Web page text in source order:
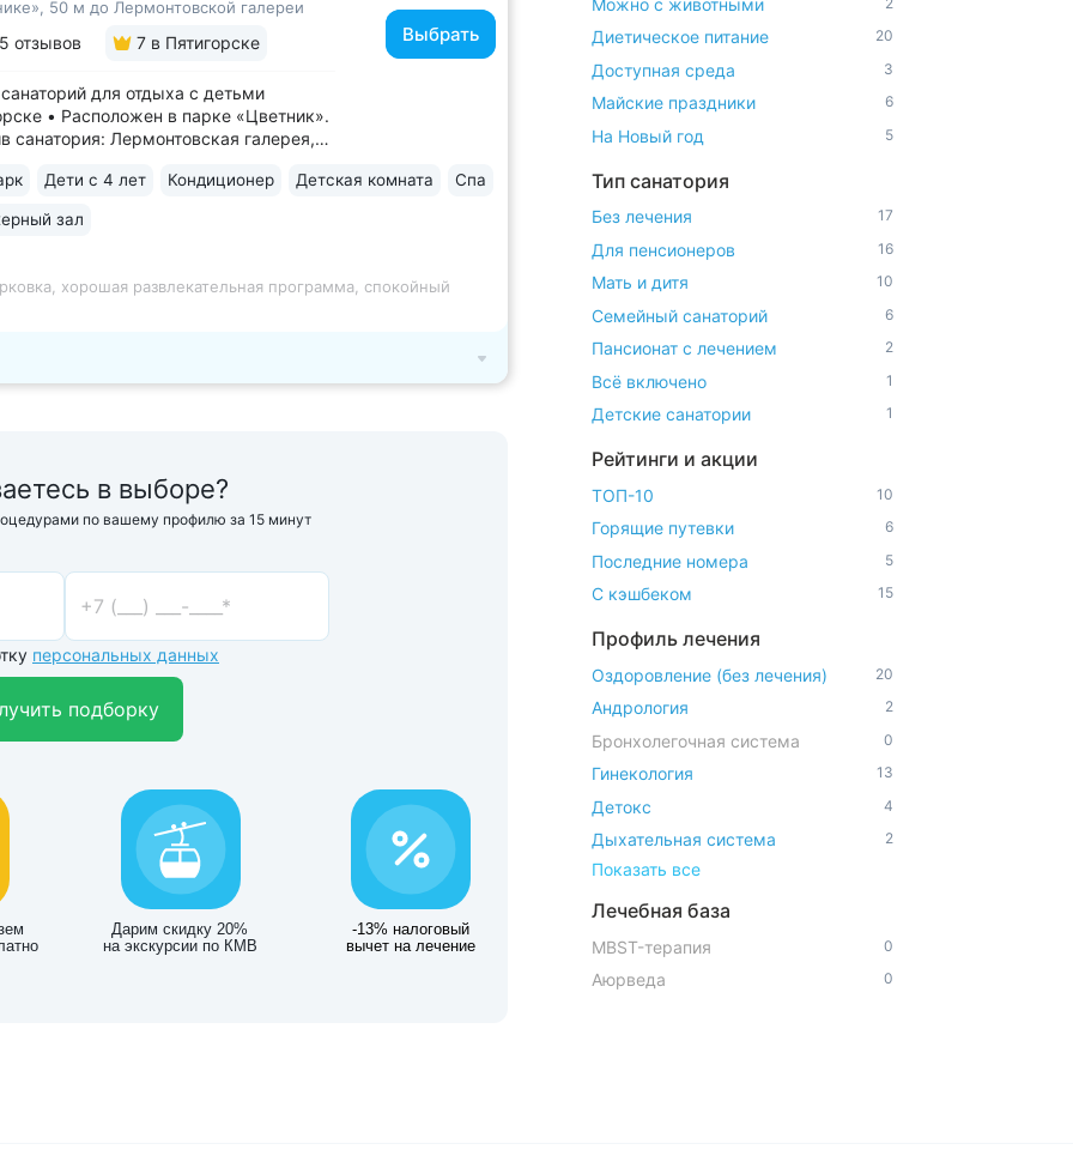
50 м до Лермонтовской галереи
отзывов 7 в Пятигорске
для отдыха с детьми
• Расположен в парке «Цветник».
санатория: Лермонтовская галерея,
беседка, Театр Оперетты,
нарзанная галерея в 2-х
Выбрать
Дети с 4 лет Кондиционер Детская комната Спа
зал
хорошая развлекательная программа, спокойный
в выборе?
по вашему профилю за 15 минут
персональных данных
подборку
Дарим скидку 20%
на экскурсии по КМВ
-13% налоговый
вычет на лечение
Диетическое питание 20
Доступная среда 3
Майские праздники 6
На Новый год 5
Тип санатория
Без лечения 17
Для пенсионеров 16
Мать и дитя 10
Семейный санаторий 6
Пансионат с лечением 2
Всё включено 1
Детские санатории 1
Рейтинги и акции
ТОП-10 10
Горящие путевки 6
Последние номера 5
С кэшбеком 15
Профиль лечения
Оздоровление (без лечения) 20
Андрология 2
Бронхолегочная система 0
Гинекология 13
Детокс 4
Дыхательная система 2
Показать все
Лечебная база
MBST-терапия 0
Аюрведа 0